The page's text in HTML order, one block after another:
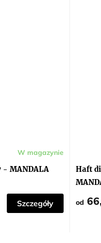
- MANDALA
W magazynie
Szczegóły
Haft
od